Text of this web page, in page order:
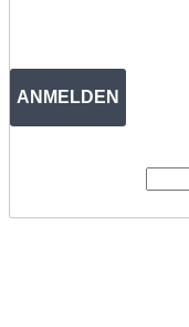
ANMELDEN